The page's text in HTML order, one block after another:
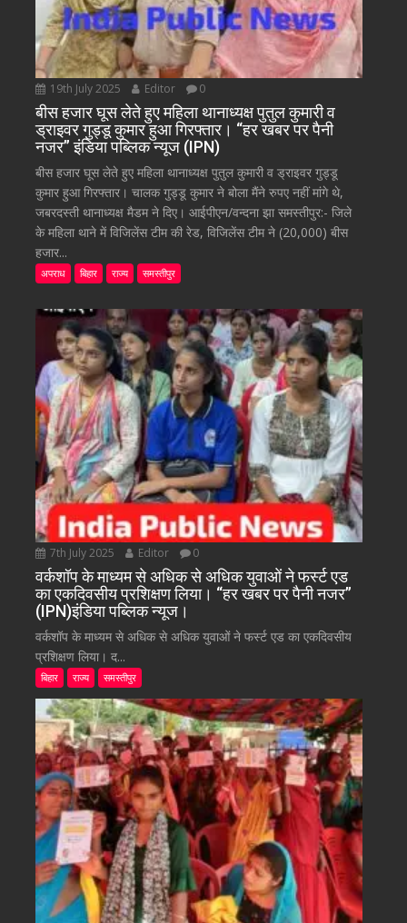
19th July 2025 Editor 0
बीस हजार घूस लेते हुए महिला थानाध्यक्ष पुतुल कुमारी व
ड्राइवर गुड्डू कुमार हुआ गिरफ्तार। “हर खबर पर पैनी
नजर” इंडिया पब्लिक न्यूज (IPN)
बीस हजार घूस लेते हुए महिला थानाध्यक्ष पुतुल कुमारी व ड्राइवर गुड्डू
कुमार हुआ गिरफ्तार। चालक गुड्डू कुमार ने बोला मैंने रुपए नहीं मांगे थे,
जबरदस्ती थानाध्यक्ष मैडम ने दिए। आईपीएन/वन्दना झा समस्तीपुर:- जिले
के महिला थाने में विजिलेंस टीम की रेड, विजिलेंस टीम ने (20,000) बीस
हजार...
अपराध बिहार राज्य समस्तीपुर
7th July 2025 Editor 0
वर्कशॉप के माध्यम से अधिक से अधिक युवाओं ने फर्स्ट एड
का एकदिवसीय प्रशिक्षण लिया। “हर खबर पर पैनी नजर”
(IPN)इंडिया पब्लिक न्यूज।
वर्कशॉप के माध्यम से अधिक से अधिक युवाओं ने फर्स्ट एड का एकदिवसीय
प्रशिक्षण लिया। द...
बिहार राज्य समस्तीपुर